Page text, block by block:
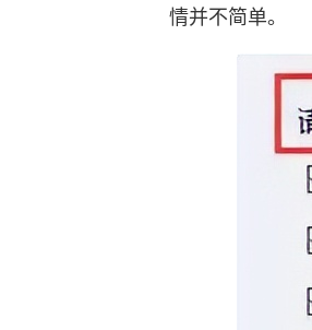
情并不简单。